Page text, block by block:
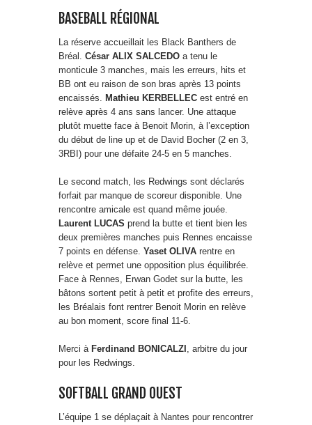
BASEBALL RÉGIONAL
La réserve accueillait les Black Banthers de
Bréal. César ALIX SALCEDO a tenu le
monticule 3 manches, mais les erreurs, hits et
BB ont eu raison de son bras après 13 points
encaissés. Mathieu KERBELLEC est entré en
relève après 4 ans sans lancer. Une attaque
plutôt muette face à Benoit Morin, à l’exception
du début de line up et de David Bocher (2 en 3,
3RBI) pour une défaite 24-5 en 5 manches.
Le second match, les Redwings sont déclarés
forfait par manque de scoreur disponible. Une
rencontre amicale est quand même jouée.
Laurent LUCAS prend la butte et tient bien les
deux premières manches puis Rennes encaisse
7 points en défense. Yaset OLIVA rentre en
relève et permet une opposition plus équilibrée.
Face à Rennes, Erwan Godet sur la butte, les
bâtons sortent petit à petit et profite des erreurs,
les Bréalais font rentrer Benoit Morin en relève
au bon moment, score final 11-6.
Merci à Ferdinand BONICALZI , arbitre du jour
pour les Redwings.
SOFTBALL GRAND OUEST
L’équipe 1 se déplaçait à Nantes pour rencontrer